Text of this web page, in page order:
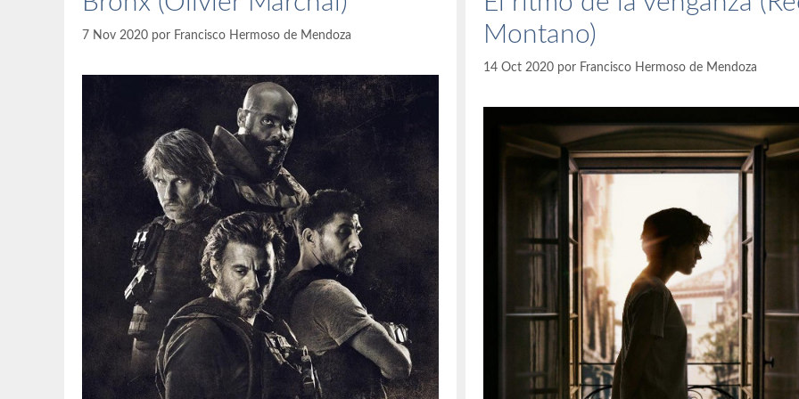
7 Nov 2020 por Francisco Hermoso de Mendoza
Montano)
14 Oct 2020 por Francisco Hermoso de Mendoza